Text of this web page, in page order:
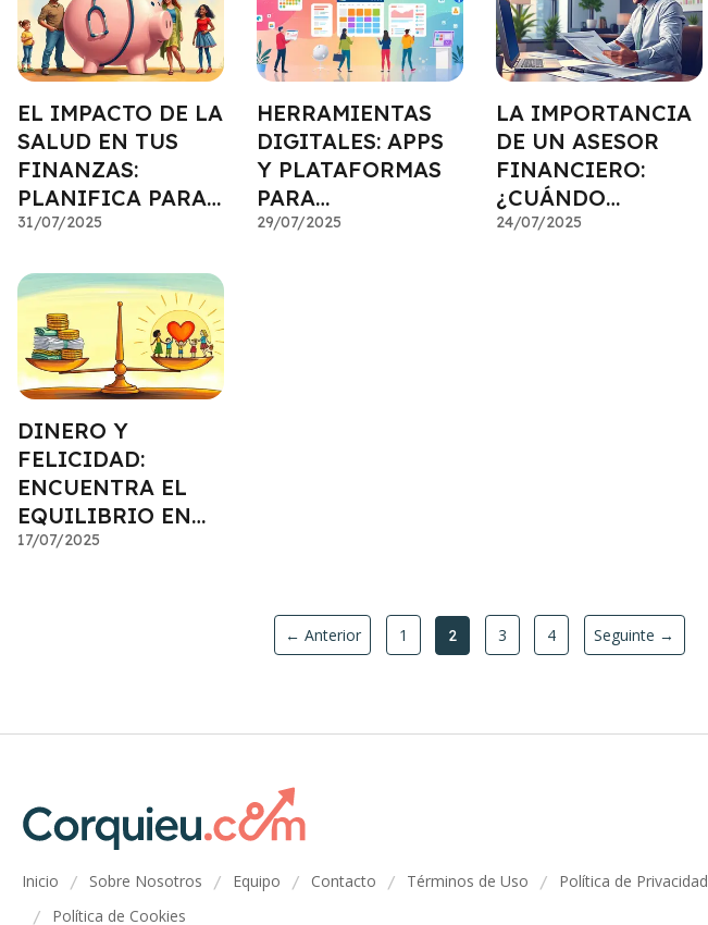
EL IMPACTO DE LA
SALUD EN TUS
FINANZAS:
PLANIFICA PARA
IMPREVISTOS
31/07/2025
HERRAMIENTAS
DIGITALES: APPS
Y PLATAFORMAS
PARA
SIMPLIFICAR TU
29/07/2025
LA IMPORTANCIA
DE UN ASESOR
FINANCIERO:
¿CUÁNDO
NECESITAS UNO?
24/07/2025
DINERO Y
FELICIDAD:
ENCUENTRA EL
EQUILIBRIO EN
TU
17/07/2025
← Anterior 1 2 3 4 Seguinte →
Inicio / Sobre Nosotros / Equipo / Contacto / Términos de Uso / Política de Privacidad
/ Política de Cookies